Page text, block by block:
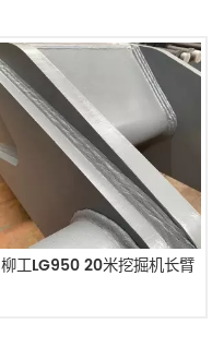
柳工LG950 20米挖掘机长臂